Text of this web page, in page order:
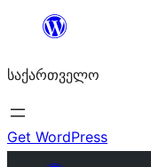
შიგთავსზე
საქართველო
Get WordPress